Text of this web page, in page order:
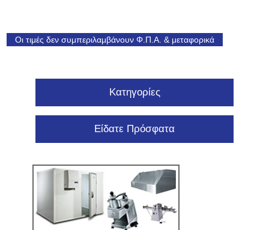
Οι τιμές δεν συμπεριλαμβάνουν Φ.Π.Α. & μεταφορικά
Κατηγορίες
Είδατε Πρόσφατα